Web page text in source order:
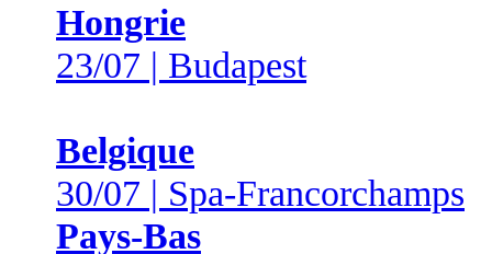
Hongrie
23/07 | Budapest
Belgique
30/07 | Spa-Francorchamps
Pays-Bas